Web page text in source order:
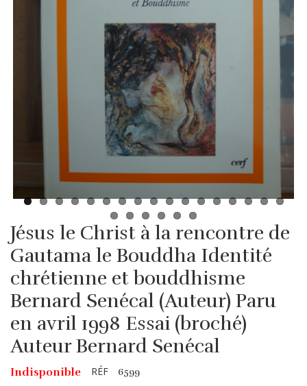
Jésus le Christ à la rencontre de
Gautama le Bouddha Identité
chrétienne et bouddhisme
Bernard Senécal (Auteur) Paru
en avril 1998 Essai (broché)
Auteur Bernard Senécal
Indisponible RÉF 6599